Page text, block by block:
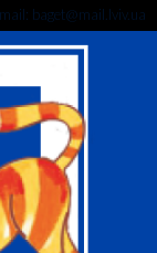
baget@mail.lviv.ua